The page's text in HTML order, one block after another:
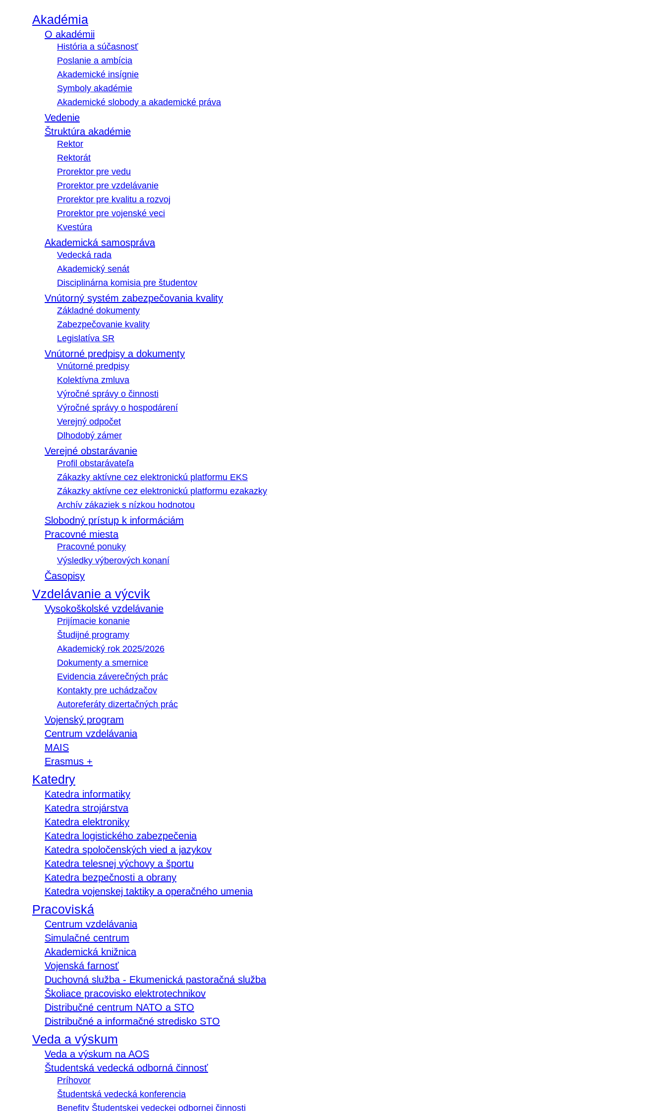
Akadémia
O akadémii
História a súčasnosť
Poslanie a ambícia
Akademické insígnie
Symboly akadémie
Akademické slobody a akademické práva
Vedenie
Štruktúra akadémie
Rektor
Rektorát
Prorektor pre vedu
Prorektor pre vzdelávanie
Prorektor pre kvalitu a rozvoj
Prorektor pre vojenské veci
Kvestúra
Akademická samospráva
Vedecká rada
Akademický senát
Disciplinárna komisia pre študentov
Vnútorný systém zabezpečovania kvality
Základné dokumenty
Zabezpečovanie kvality
Legislatíva SR
Vnútorné predpisy a dokumenty
Vnútorné predpisy
Kolektívna zmluva
Výročné správy o činnosti
Výročné správy o hospodárení
Verejný odpočet
Dlhodobý zámer
Verejné obstarávanie
Profil obstarávateľa
Zákazky aktívne cez elektronickú platformu EKS
Zákazky aktívne cez elektronickú platformu ezakazky
Archív zákaziek s nízkou hodnotou
Slobodný prístup k informáciám
Pracovné miesta
Pracovné ponuky
Výsledky výberových konaní
Časopisy
Vzdelávanie a výcvik
Vysokoškolské vzdelávanie
Prijímacie konanie
Študijné programy
Akademický rok 2025/2026
Dokumenty a smernice
Evidencia záverečných prác
Kontakty pre uchádzačov
Autoreferáty dizertačných prác
Vojenský program
Centrum vzdelávania
MAIS
Erasmus +
Katedry
Katedra informatiky
Katedra strojárstva
Katedra elektroniky
Katedra logistického zabezpečenia
Katedra spoločenských vied a jazykov
Katedra telesnej výchovy a športu
Katedra bezpečnosti a obrany
Katedra vojenskej taktiky a operačného umenia
Pracoviská
Centrum vzdelávania
Simulačné centrum
Akademická knižnica
Vojenská farnosť
Duchovná služba - Ekumenická pastoračná služba
Školiace pracovisko elektrotechnikov
Distribučné centrum NATO a STO
Distribučné a informačné stredisko STO
Veda a výskum
Veda a výskum na AOS
Študentská vedecká odborná činnosť
Príhovor
Študentská vedecká konferencia
Benefity Študentskej vedeckej odbornej činnosti